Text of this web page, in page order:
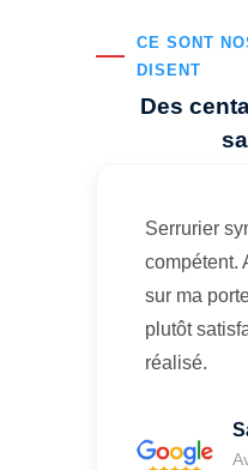
CE SONT
DISENT
Des
Serrurier
compétent.
sur ma
plutôt
réalisé.